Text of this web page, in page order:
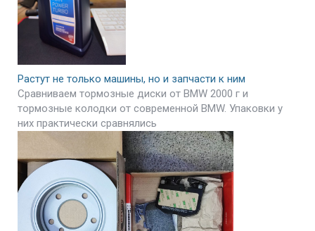
Растут не только машины, но и запчасти к ним
Сравниваем тормозные диски от BMW 2000 г и
тормозные колодки от современной BMW. Упаковки у
них практически сравнялись